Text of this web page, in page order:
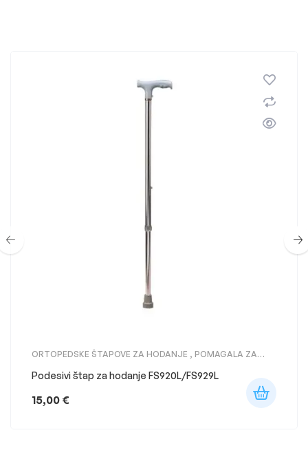
ORTOPEDSKE ŠTAPOVE ZA HODANJE , POMAGALA ZA
Podesivi štap za hodanje FS920L/FS929L
15,00 €